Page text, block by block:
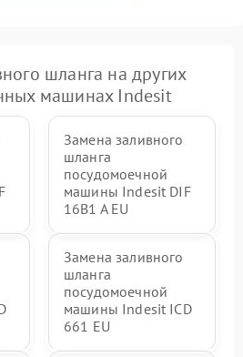
шланга на других
машинах Indesit
Замена заливного
шланга
посудомоечной
машины Indesit DIF
16B1 A EU
Замена заливного
шланга
посудомоечной
машины Indesit ICD
661 EU